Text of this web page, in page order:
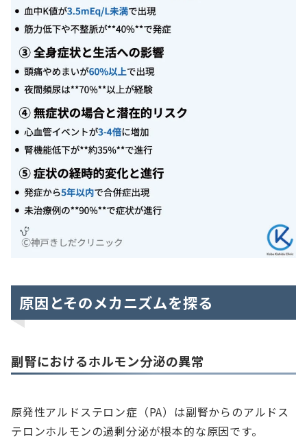
原因とそのメカニズムを探る
副腎におけるホルモン分泌の異常
原発性アルドステロン症（PA）は副腎からのアルドス
テロンホルモンの過剰分泌が根本的な原因です。